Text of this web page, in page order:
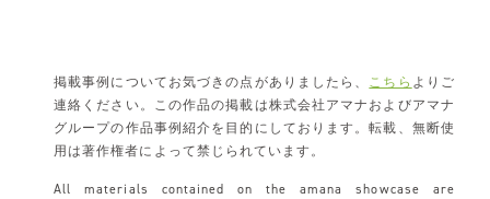
掲載事例についてお気づきの点がありましたら、 こちら よりご
連絡ください。この作品の掲載は株式会社アマナおよびアマナ
グループの作品事例紹介を目的にしております。転載、無断使
用は著作権者によって禁じられています。
All materials contained on the amana showcase are